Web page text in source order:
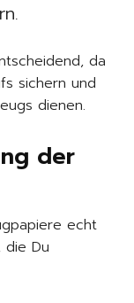
da
sichern und
dienen.
der
echt
die Du